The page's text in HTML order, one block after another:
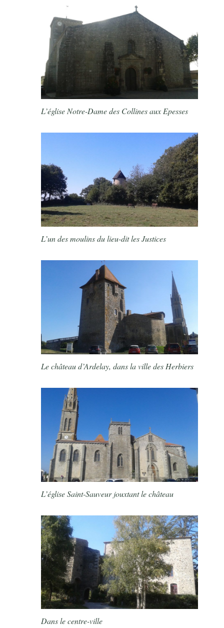
L’église Notre-Dame des Collines aux Epesses
L’un des moulins du lieu-dit les Justices
Le château d’Ardelay, dans la ville des Herbiers
L’église Saint-Sauveur jouxtant le château
Dans le centre-ville